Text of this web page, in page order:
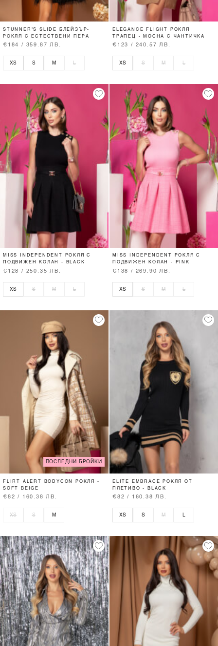
STUNNER'S SLIDE БЛЕЙЗЪР-
РОКЛЯ С ЕСТЕСТВЕНИ ПЕРА
€184 / 359.87 ЛВ.
XS S M L
ELEGANCE FLIGHT РОКЛЯ
ТРАПЕЦ - MOCHA С ЧАНТИЧКА
€123 / 240.57 ЛВ.
XS S M L
MISS INDEPENDENT РОКЛЯ С
ПОДВИЖЕН КОЛАН - BLACK
€128 / 250.35 ЛВ.
XS S M L
MISS INDEPENDENT РОКЛЯ С
ПОДВИЖЕН КОЛАН - PINK
€138 / 269.90 ЛВ.
XS S M L
ПОСЛЕДНИ БРОЙКИ
FLIRT ALERT BODYCON РОКЛЯ -
SOFT BEIGE
€82 / 160.38 ЛВ.
XS S M
ELITE EMBRACE РОКЛЯ ОТ
ПЛЕТИВО - BLACK
€82 / 160.38 ЛВ.
XS S M L